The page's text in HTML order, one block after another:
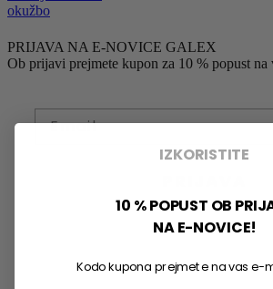
okužbo
PRIJAVA NA E-NOVICE GALEX
Ob prijavi prejmete kupon za 10 % popust na
S prijavo soglašate z obdelavo
namen prejemanja obvestil o
IZKORISTITE
10 % POPUST OB
NA E-NOVICE!
Kodo kupona prejmete na vas e-